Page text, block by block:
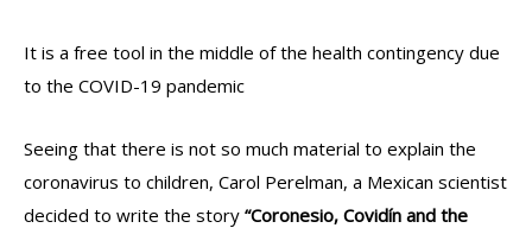
It is a free tool in the middle of the health contingency due
to the COVID-19 pandemic
Seeing that there is not so much material to explain the
coronavirus to children, Carol Perelman, a Mexican scientist
decided to write the story “Coronesio, Covidín and the